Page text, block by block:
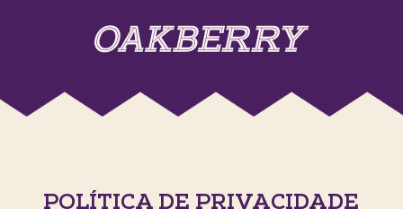
POLÍTICA DE PRIVACIDADE